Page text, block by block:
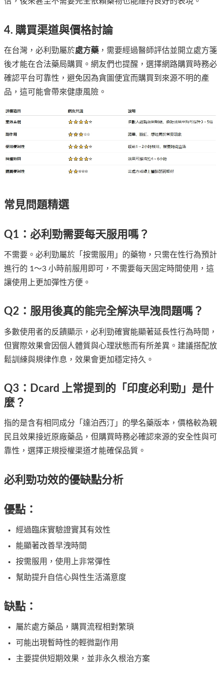
4. 購買渠道與價格討論
在台灣，必利勁屬於處方藥 ，需要經過醫師評估並開立處方箋
後才能在合法藥局購買。網友們也提醒，選擇網路購買時務必
確認平台可靠性，避免因為貪圖便宜而購買到來源不明的產
品，這可能會帶來健康風險。
常見問題精選
Q1：必利勁需要每天服用嗎？
不需要。必利勁屬於「按需服用」的藥物，只需在性行為預計
進行的 1～3 小時前服用即可，不需要每天固定時間使用，這
讓使用上更加彈性方便。
Q2：服用後真的能完全解決早洩問題嗎？
多數使用者的反饋顯示，必利勁確實能顯著延長性行為時間，
但實際效果會因個人體質與心理狀態而有所差異。建議搭配放
鬆訓練與規律作息，效果會更加穩定持久。
Q3：Dcard 上常提到的「印度必利勁」是什
麼？
指的是含有相同成分「達泊西汀」的學名藥版本，價格較為親
民且效果接近原廠藥品，但購買時務必確認來源的安全性與可
靠性，選擇正規授權渠道才能確保品質。
必利勁功效的優缺點分析
優點：
經過臨床實驗證實其有效性
能顯著改善早洩時間
按需服用，使用上非常彈性
幫助提升自信心與性生活滿意度
缺點：
屬於處方藥品，購買流程相對繁瑣
可能出現暫時性的輕微副作用
主要提供短期效果，並非永久根治方案